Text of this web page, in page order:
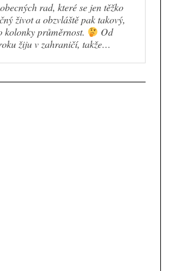
rad, které se jen těžko
život a obzvláště pak takový,
kolonky průměrnost.
Od
žiju v zahraničí, takže…